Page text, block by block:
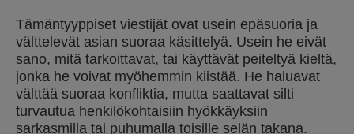
Tämäntyyppiset viestijät ovat usein epäsuoria ja
välttelevät asian suoraa käsittelyä. Usein he eivät
sano, mitä tarkoittavat, tai käyttävät peiteltyä kieltä,
jonka he voivat myöhemmin kiistää. He haluavat
välttää suoraa konfliktia, mutta saattavat silti
turvautua henkilökohtaisiin hyökkäyksiin
sarkasmilla tai puhumalla toisille selän takana.